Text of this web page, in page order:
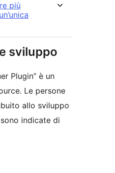
più
sviluppo
Plugin” è un
Le persone
allo sviluppo
indicate di